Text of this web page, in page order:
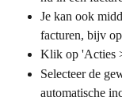
Je kan ook
facturen, bijv
Klik op 'Acties
Selecteer de
automatische